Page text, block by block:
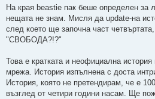
На края beastie пак беше определен за
нещата не знам. Мисля да update-на
след което ще започна част
"СВОБОДА?!?"
Това е кратката и неофициална
мрежа. История изпълнена с доста
История, която не претендирам, че е
възглед от четири години насам. Ще